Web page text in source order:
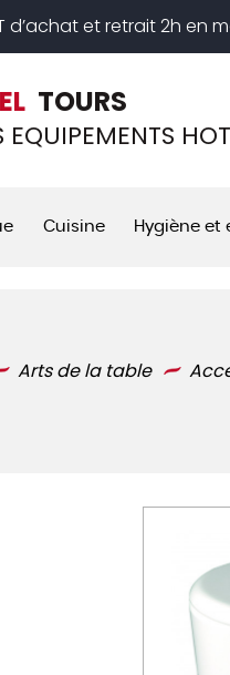
d’achat et retrait 2h en
TOURS
EQUIPEMENTS
Cuisine Hygiène et
Arts de la table